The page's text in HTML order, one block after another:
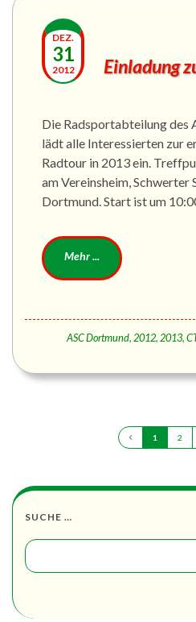
DEZ.
31
2012 Einladung
Die Radsportabteilung des
lädt alle Interessierten zur
Radtour in 2013 ein.
am Vereinsheim, Schwerter
Dortmund. Start ist um
ASC Dortmund, 2012, 2013,
1 2
SUCHE …